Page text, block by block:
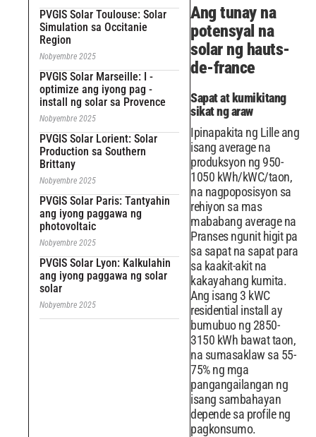
PVGIS Solar Toulouse: Solar
Simulation sa Occitanie
Region
Nobyembre 2025
PVGIS Solar Marseille: I -
optimize ang iyong pag -
install ng solar sa Provence
Nobyembre 2025
PVGIS Solar Lorient: Solar
Production sa Southern
Brittany
Nobyembre 2025
PVGIS Solar Paris: Tantyahin
ang iyong paggawa ng
photovoltaic
Nobyembre 2025
PVGIS Solar Lyon: Kalkulahin
ang iyong paggawa ng solar
solar
Nobyembre 2025
Ang tunay na
potensyal na
solar ng hauts-
de-france
Sapat at kumikitang
sikat ng araw
Ipinapakita ng Lille ang
isang average na
produksyon ng 950-
1050 kWh/kWC/taon,
na nagpoposisyon sa
rehiyon sa mas
mababang average na
Pranses ngunit higit pa
sa sapat na sapat para
sa kaakit-akit na
kakayahang kumita.
Ang isang 3 kWC
residential install ay
bumubuo ng 2850-
3150 kWh bawat taon,
na sumasaklaw sa 55-
75% ng mga
pangangailangan ng
isang sambahayan
depende sa profile ng
pagkonsumo.